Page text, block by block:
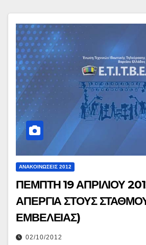
ΑΝΑΚΟΙΝΏΣΕΙΣ 2012
ΠΕΜΠΤΗ 19 ΑΠΡΙΛΙΟΥ
ΑΠΕΡΓΙΑ ΣΤΟΥΣ
ΕΜΒΕΛΕΙΑΣ)
02/10/2012